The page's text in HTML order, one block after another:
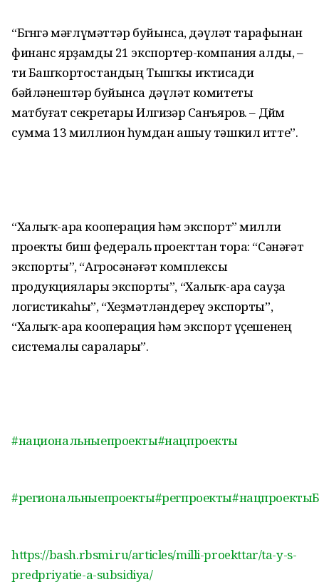
“Бөгөнгә мәғлүмәттәр буйынса, дәүләт тарафынан
финанс ярҙамды 21 экспортер-компания алды, –
ти Башҡортостандың Тышҡы иҡтисади
бәйләнештәр буйынса дәүләт комитеты
матбуғат секретары Илгизәр Санъяров. – Дөйөм
сумма 13 миллион һумдан ашыу тәшкил итте”.
“Халыҡ-ара кооперация һәм экспорт” милли
проекты биш федераль проекттан тора: “Сәнәғәт
экспорты”, “Агросәнәғәт комплексы
продукциялары экспорты”, “Халыҡ-ара сауҙа
логистикаһы”, “Хеҙмәтләндереү экспорты”,
“Халыҡ-ара кооперация һәм экспорт үҫешенең
системалы саралары”.
#национальныепроекты#нацпроекты
#региональныепроекты#регпроекты
https://bash.rbsmi.ru/articles/milli-proekttar/ta-y-s-
predpriyatie-a-subsidiya/